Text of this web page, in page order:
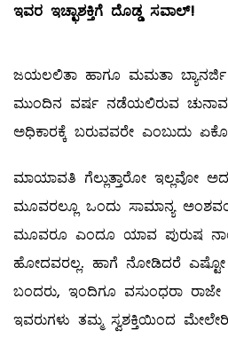
ಇವರ ಇಚ್ಛಾಶಕ್ತಿಗೆ ದೊಡ್ಡ ಸವಾಲ್!
ಜಯಲಲಿತಾ ಹಾಗೂ ಮಮತಾ ಬ್ಯಾನರ್ಜಿ
ಮುಂದಿನ ವರ್ಷ ನಡೆಯಲಿರುವ
ಅಧಿಕಾರಕ್ಕೆ ಬರುವವರೇ ಎಂಬುದು
ಮಾಯಾವತಿ ಗೆಲ್ಲುತ್ತಾರೋ ಇಲ್ಲವೋ
ಮೂವರಲ್ಲೂ ಒಂದು ಸಾಮಾನ್ಯ
ಮೂವರೂ ಎಂದೂ ಯಾವ ಪುರುಷ
ಹೋದವರಲ್ಲ. ಹಾಗೆ ನೋಡಿದರೆ
ಬಂದರು, ಇಂದಿಗೂ ವಸುಂಧರಾ
ಇವರುಗಳು ತಮ್ಮ ಸ್ವಶಕ್ತಿಯಿಂದ